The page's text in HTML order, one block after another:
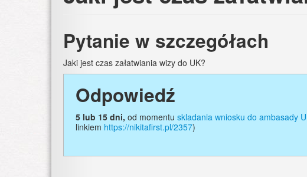
Pytanie w szczegółach
Jaki jest czas załatwiania wizy do UK?
Odpowiedź
5 lub 15 dni, od momentu skladania wniosku do ambasady
linkiem https://nikitafirst.pl/2357)